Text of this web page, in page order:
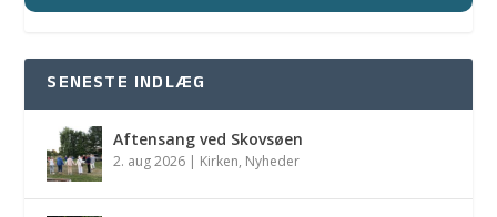
SENESTE INDLÆG
Aftensang ved Skovsøen
2. aug 2026 | Kirken, Nyheder